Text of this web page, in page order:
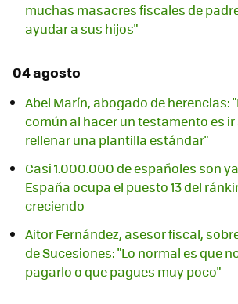
muchas masacres fiscales de
ayudar a sus hijos"
04 agosto
Abel Marín, abogado de herencias:
común al hacer un testamento es
rellenar una plantilla estándar"
Casi 1.000.000 de españoles son
España ocupa el puesto 13 del
creciendo
Aitor Fernández, asesor fiscal,
de Sucesiones: "Lo normal es que
pagarlo o que pagues muy poco"